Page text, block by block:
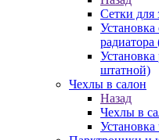
Сетки для
Установка
штатной)
Чехлы в салон
Назад
Чехлы в